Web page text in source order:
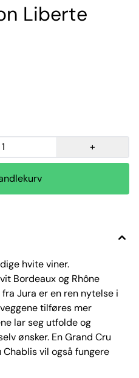
Liberte
+
hvite viner.
Bordeaux og Rhône
Jura er en ren nytelse i
tilføres mer
lar seg utfolde og
ønsker. En Grand Cru
vil også fungere